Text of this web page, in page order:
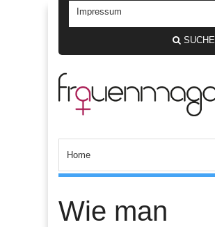
SUCHE
Wie man